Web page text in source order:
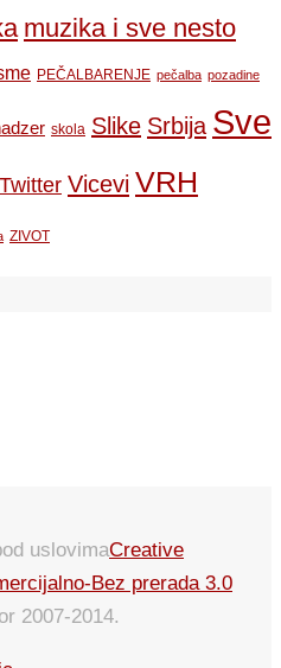
muzika i sve nesto
PEČALBARENJE pečalba pozadine
skola Slike Srbija Sve
Twitter Vicevi VRH
ZIVOT
uslovimaCreative
Bez prerada 3.0
2007-2014.